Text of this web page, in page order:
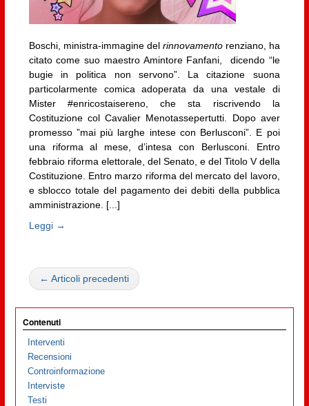
Boschi, ministra-immagine del rinnovamento renziano, ha
citato come suo maestro Amintore Fanfani, dicendo “le
bugie in politica non servono”. La citazione suona
particolarmente comica adoperata da una vestale di
Mister #enricostaisereno, che sta riscrivendo la
Costituzione col Cavalier Menotassepertutti. Dopo aver
promesso ”mai più larghe intese con Berlusconi”. E poi
una riforma al mese, d’intesa con Berlusconi. Entro
febbraio riforma elettorale, del Senato, e del Titolo V della
Costituzione. Entro marzo riforma del mercato del lavoro,
e sblocco totale del pagamento dei debiti della pubblica
amministrazione. [...]
Leggi →
← Articoli precedenti
Contenuti
Interventi
Recensioni
Controinformazione
Interviste
Testi